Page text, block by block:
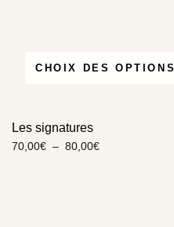
CHOIX DES OPTIONS
Les signatures
70,00€ – 80,00€